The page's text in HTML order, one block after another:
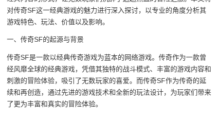
对传奇SF这一经典游戏的魅力进行深入探讨，以专业的角度分析其
游戏特色、玩法、价值以及影响。
一、传奇SF的起源与背景
传奇SF是一款以经典传奇游戏为蓝本的网络游戏。传奇作为一款曾
经风靡全球的经典游戏，凭借其独特的战斗模式、丰富的游戏内容和
刺激的冒险体验，吸引了无数玩家的喜爱。而传奇SF作为传奇的延
续和再创造，通过先进的游戏技术和全新的玩法设计，为玩家们带来
了更为丰富和真实的冒险体验。